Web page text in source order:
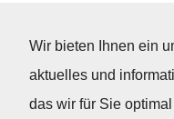
Wir bieten Ihnen ein
aktuelles und
das wir für Sie
© Copyright© 2026